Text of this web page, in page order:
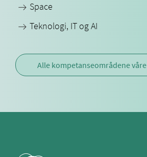
Space
Teknologi, IT og AI
Alle kompetanseområdene våre